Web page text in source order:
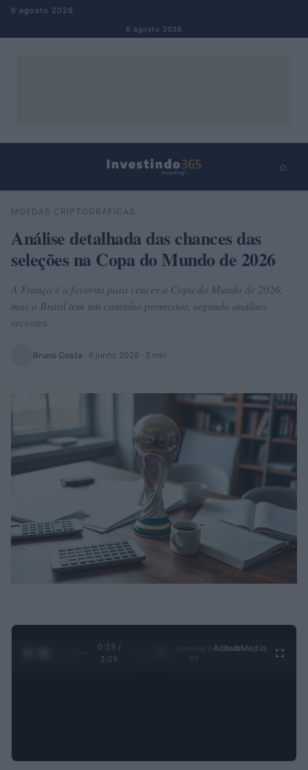
Pular para o conteúdo
6 agosto 2026
6 agosto 2026
⌕
Buscar
MOEDAS CRIPTOGRÁFICAS
Análise detalhada das chances das
seleções na Copa do Mundo de 2026
A França é a favorita para vencer a Copa do Mundo de 2026,
mas o Brasil tem um caminho promissor, segundo análises
recentes.
Bruno Costa · 6 junho 2026 · 3 min
0:29 /
3:09
Ad hubMedia